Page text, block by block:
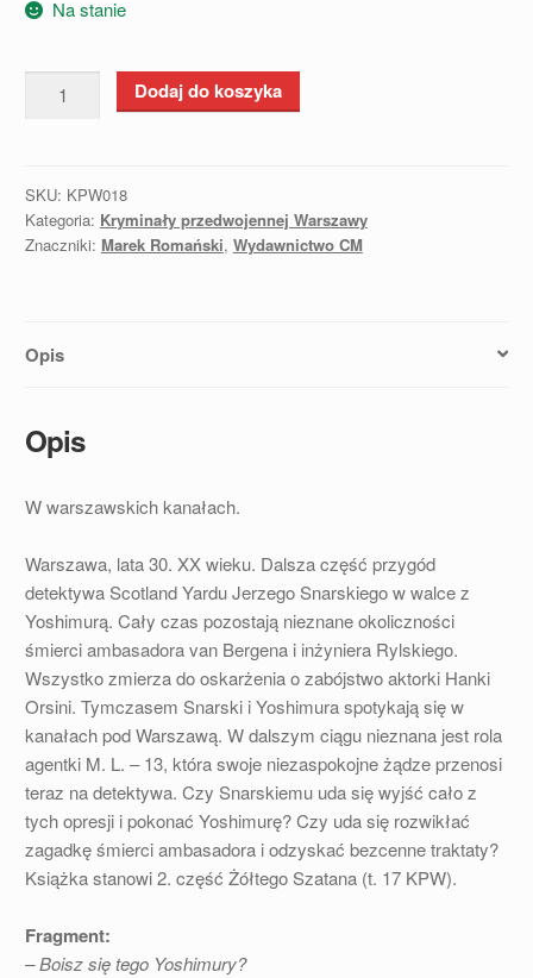
Na stanie
ilość
-
Marek
Romański
Dodaj do koszyka
SKU: KPW018
Kategoria: Kryminały przedwojennej Warszawy
Znaczniki: Marek Romański, Wydawnictwo CM
Opis
Opis
W warszawskich kanałach.
Warszawa, lata 30. XX wieku. Dalsza część przygód
detektywa Scotland Yardu Jerzego Snarskiego w walce z
Yoshimurą. Cały czas pozostają nieznane okoliczności
śmierci ambasadora van Bergena i inżyniera Rylskiego.
Wszystko zmierza do oskarżenia o zabójstwo aktorki Hanki
Orsini. Tymczasem Snarski i Yoshimura spotykają się w
kanałach pod Warszawą. W dalszym ciągu nieznana jest rola
agentki M. L. – 13, która swoje niezaspokojne żądze przenosi
teraz na detektywa. Czy Snarskiemu uda się wyjść cało z
tych opresji i pokonać Yoshimurę? Czy uda się rozwikłać
zagadkę śmierci ambasadora i odzyskać bezcenne traktaty?
Książka stanowi 2. część Żółtego Szatana (t. 17 KPW).
Fragment:
– Boisz się tego Yoshimury?